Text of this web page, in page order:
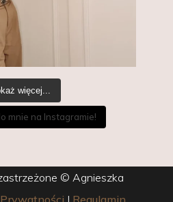
więcej...
mnie na Instagramie!
© Agnieszka